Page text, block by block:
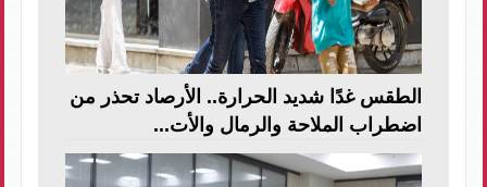
الطقس غدًا شديد الحرارة.. الأرصاد تحذر من
اضطراب الملاحة والرمال والأت...